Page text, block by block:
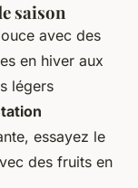
saison
avec des
en hiver aux
légers
essayez le
des fruits en